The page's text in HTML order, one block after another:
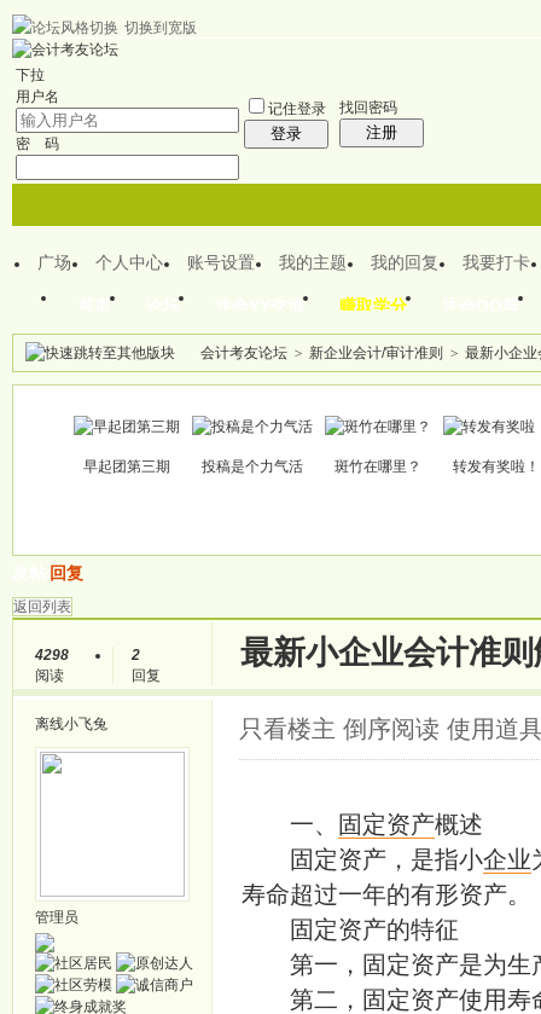
切换到宽版
下拉
用户名
密 码
记住登录
登录
找回密码
注册
首页 论坛 注会YY交流 赚取学分 注会QQ群
广场 个人中心 账号设置 我的主题 我的回复 我要打卡
帖子
会计考友论坛 > 新企业会计/审计准则 > 最新小企
早起团第三期 投稿是个力气活 斑竹在哪里？ 转发有奖啦！
回复
返回列表
4298
阅读
2
回复
最新小企业会计准
离线小飞兔
管理员
只看楼主 倒序阅读 使用道
一、 固定资产概述
固定资产，是指小企业
寿命超过一年的有形资产。
固定资产的特征
第一，固定资产是为生
第二，固定资产使用寿